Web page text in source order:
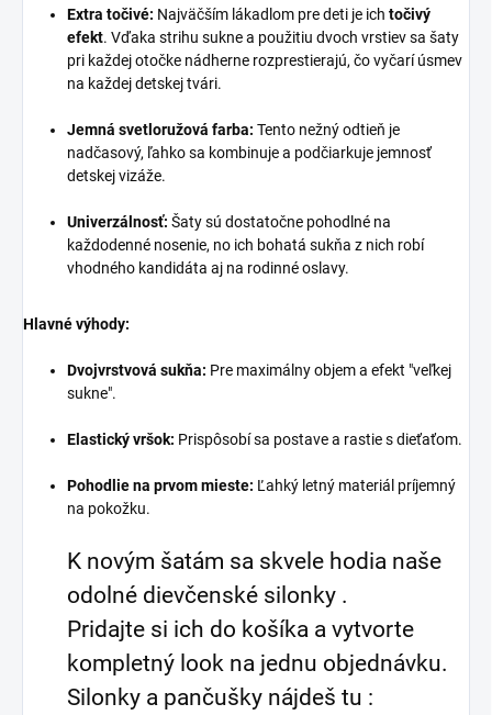
Extra točivé: Najväčším lákadlom pre deti je ich točivý
efekt. Vďaka strihu sukne a použitiu dvoch vrstiev sa šaty
pri každej otočke nádherne rozprestierajú, čo vyčarí úsmev
na každej detskej tvári.
Jemná svetloružová farba: Tento nežný odtieň je
nadčasový, ľahko sa kombinuje a podčiarkuje jemnosť
detskej vizáže.
Univerzálnosť: Šaty sú dostatočne pohodlné na
každodenné nosenie, no ich bohatá sukňa z nich robí
vhodného kandidáta aj na rodinné oslavy.
Hlavné výhody:
Dvojvrstvová sukňa: Pre maximálny objem a efekt "veľkej
sukne".
Elastický vršok: Prispôsobí sa postave a rastie s dieťaťom.
Pohodlie na prvom mieste: Ľahký letný materiál príjemný
na pokožku.
K novým šatám sa skvele hodia naše
odolné dievčenské silonky .
Pridajte si ich do košíka a vytvorte
kompletný look na jednu objednávku.
Silonky a pančušky nájdeš tu :